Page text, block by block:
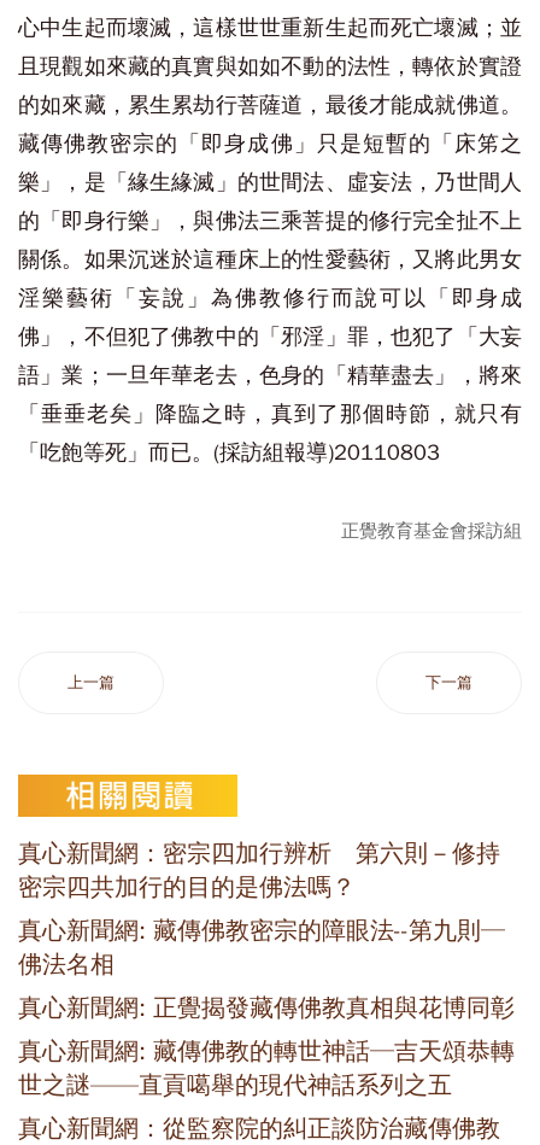
心中生起而壞滅，這樣世世重新生起而死亡壞滅；並
且現觀如來藏的真實與如如不動的法性，轉依於實證
的如來藏，累生累劫行菩薩道，最後才能成就佛道。
藏傳佛教密宗的「即身成佛」只是短暫的「床笫之
樂」，是「緣生緣滅」的世間法、虛妄法，乃世間人
的「即身行樂」，與佛法三乘菩提的修行完全扯不上
關係。如果沉迷於這種床上的性愛藝術，又將此男女
淫樂藝術「妄說」為佛教修行而說可以「即身成
佛」，不但犯了佛教中的「邪淫」罪，也犯了「大妄
語」業；一旦年華老去，色身的「精華盡去」，將來
「垂垂老矣」降臨之時，真到了那個時節，就只有
「吃飽等死」而已。(採訪組報導)20110803
正覺教育基金會採訪組
上一篇 下一篇
真心新聞網：密宗四加行辨析 第六則－修持
密宗四共加行的目的是佛法嗎？
真心新聞網: 藏傳佛教密宗的障眼法--第九則─
佛法名相
真心新聞網: 正覺揭發藏傳佛教真相與花博同彰
真心新聞網: 藏傳佛教的轉世神話─吉天頌恭轉
世之謎——直貢噶舉的現代神話系列之五
真心新聞網：從監察院的糾正談防治藏傳佛教